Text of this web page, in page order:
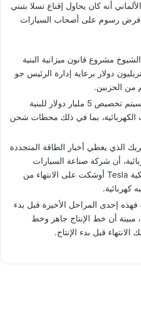
أنه كان يحاول إقناع تسلا بتبني
فرض رسوم على أصحاب السيارات
مشروع قانون ميزانية البنية
بقيمة 2 تريليون دولار برعاية إدارة الرئيس جو
من الحزبين.
ومن هذا المبلغ سيتم تخصيص 5 مليار دولار للبنية
الكهربائية، بما في ذلك محطات شحن
الذي يغطي أخبار الطاقة المتجددة
أن شركة صناعة السيارات
الكهربائية الأمريكية Tesla أوشكت على الانتهاء من
كهربائية.
إحدى المراحل الأخيرة قبل بدء
مبينة أن خط الإنتاج جاهز وخط
قبل بدء الإنتاج.